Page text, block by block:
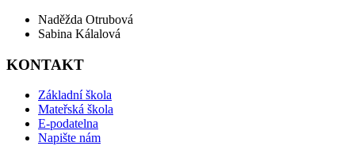
Naděžda Otrubová
Sabina Kálalová
KONTAKT
Základní škola
Mateřská škola
E-podatelna
Napište nám